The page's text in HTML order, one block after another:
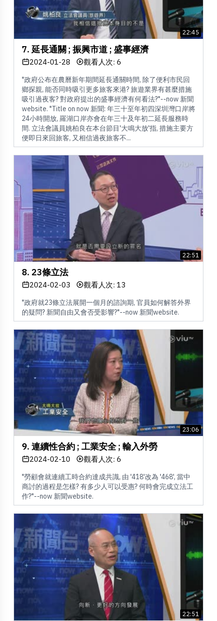
22:45
7. 延長通關 ; 振興市道 ; 盛事經濟
2024-01-28 觀看人次: 6
"政府公布在農曆新年期間延長通關時間, 除了便利市民回
鄉探親, 能否同時吸引更多旅客來港? 旅遊業界有甚麼措施
吸引過夜客? 對政府提出的盛事經濟有何看法?"--now 新聞
website. "Title on now 新聞: 年三十至年初四深圳灣口岸將
24小時開放, 羅湖口岸亦會在年三十及年初二延長服務時
間. 立法會議員姚柏良在本台節目'大鳴大放'指, 措施主要方
便即日來回旅客, 又相信過夜旅客不...
22:51
8. 23條立法
2024-02-03 觀看人次: 13
"政府就23條立法展開一個月的諮詢期, 官員如何解答外界
的疑問? 新聞自由又會否受影響?"--now 新聞website.
23:06
9. 連續性合約 ; 工業安全 ; 輸入外勞
2024-02-10 觀看人次: 6
"勞顧會就連續工時合約達成共識, 由 '418'改為 '468', 當中
商討的過程是怎樣? 有多少人可以受惠? 何時會完成立法工
作?"--now 新聞website.
22:51